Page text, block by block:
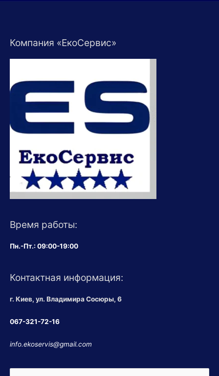
Компания «ЕкоСервис»
Время работы:
Пн.-Пт.: 09:00-19:00
Контактная информация:
г. Киев, ул. Владимира Сосюры, 6
067-321-72-16
info.ekoservis@gmail.com